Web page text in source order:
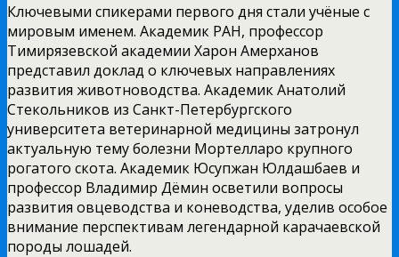
Ключевыми спикерами первого дня стали учёные с
мировым именем. Академик РАН, профессор
Тимирязевской академии Харон Амерханов
представил доклад о ключевых направлениях
развития животноводства. Академик Анатолий
Стекольников из Санкт-Петербургского
университета ветеринарной медицины затронул
актуальную тему болезни Мортелларо крупного
рогатого скота. Академик Юсупжан Юлдашбаев и
профессор Владимир Дёмин осветили вопросы
развития овцеводства и коневодства, уделив особое
внимание перспективам легендарной карачаевской
породы лошадей.